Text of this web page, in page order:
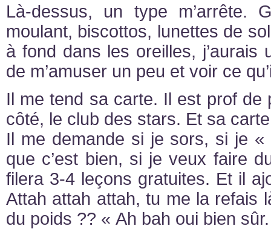
Là-dessus, un type m’arrête.
moulant, biscottos, lunettes de
à fond dans les oreilles, j’aurais
de m’amuser un peu et voir ce
Il me tend sa carte. Il est prof
côté, le club des stars. Et sa
Il me demande si je sors, si je
que c’est bien, si je veux faire
filera 3-4 leçons gratuites. Et il
Attah attah attah, tu me la refais
du poids ?? « Ah bah oui bien